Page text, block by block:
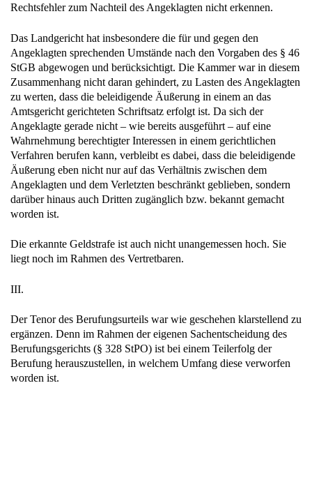
Rechtsfehler zum Nachteil des Angeklagten nicht erkennen.
Das Landgericht hat insbesondere die für und gegen den
Angeklagten sprechenden Umstände nach den Vorgaben des § 46
StGB abgewogen und berücksichtigt. Die Kammer war in diesem
Zusammenhang nicht daran gehindert, zu Lasten des Angeklagten
zu werten, dass die beleidigende Äußerung in einem an das
Amtsgericht gerichteten Schriftsatz erfolgt ist. Da sich der
Angeklagte gerade nicht – wie bereits ausgeführt – auf eine
Wahrnehmung berechtigter Interessen in einem gerichtlichen
Verfahren berufen kann, verbleibt es dabei, dass die beleidigende
Äußerung eben nicht nur auf das Verhältnis zwischen dem
Angeklagten und dem Verletzten beschränkt geblieben, sondern
darüber hinaus auch Dritten zugänglich bzw. bekannt gemacht
worden ist.
Die erkannte Geldstrafe ist auch nicht unangemessen hoch. Sie
liegt noch im Rahmen des Vertretbaren.
III.
Der Tenor des Berufungsurteils war wie geschehen klarstellend zu
ergänzen. Denn im Rahmen der eigenen Sachentscheidung des
Berufungsgerichts (§ 328 StPO) ist bei einem Teilerfolg der
Berufung herauszustellen, in welchem Umfang diese verworfen
worden ist.